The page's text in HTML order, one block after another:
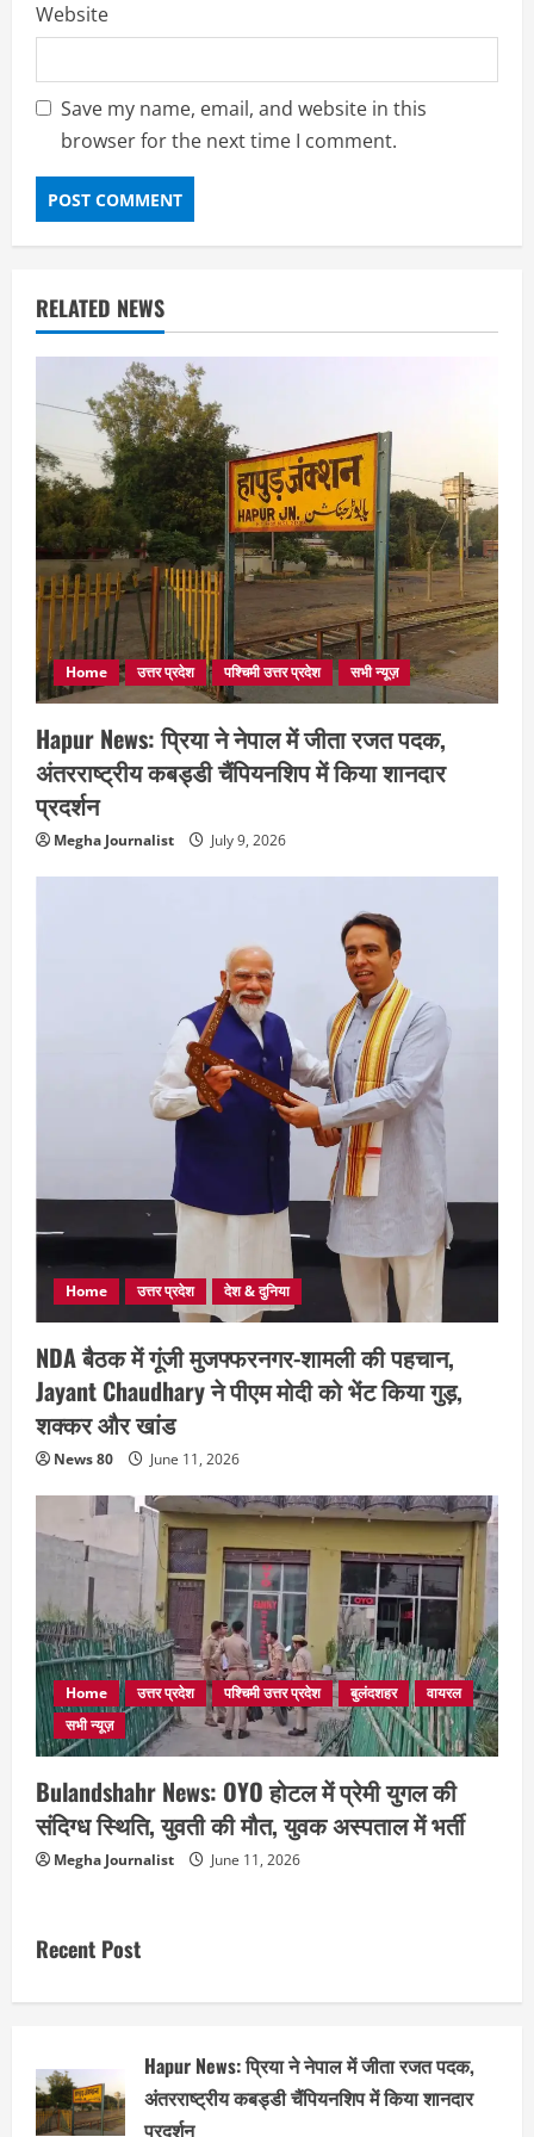
Website
Save my name, email, and website in this
browser for the next time I comment.
RELATED NEWS
Home उत्तर प्रदेश पश्चिमी उत्तर प्रदेश सभी न्यूज़
Hapur News: प्रिया ने नेपाल में जीता रजत पदक,
अंतरराष्ट्रीय कबड्डी चैंपियनशिप में किया शानदार
प्रदर्शन
Megha Journalist July 9, 2026
Home उत्तर प्रदेश देश & दुनिया
NDA बैठक में गूंजी मुजफ्फरनगर-शामली की पहचान,
Jayant Chaudhary ने पीएम मोदी को भेंट किया गुड़,
शक्कर और खांड
News 80 June 11, 2026
Home उत्तर प्रदेश पश्चिमी उत्तर प्रदेश बुलंदशहर
वायरल
सभी न्यूज़
Bulandshahr News: OYO होटल में प्रेमी युगल की
संदिग्ध स्थिति, युवती की मौत, युवक अस्पताल में भर्ती
Megha Journalist June 11, 2026
Recent Post
Hapur News: प्रिया ने नेपाल में जीता रजत पदक,
अंतरराष्ट्रीय कबड्डी चैंपियनशिप में किया शानदार
प्रदर्शन